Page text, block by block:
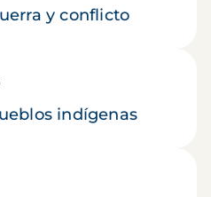
y conflicto
indígenas